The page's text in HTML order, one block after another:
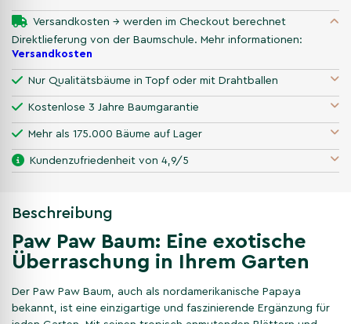
Versandkosten → werden im Checkout berechnet
Direktlieferung von der Baumschule. Mehr informationen:
Versandkosten
Nur Qualitätsbäume in Topf oder mit Drahtballen
Kostenlose 3 Jahre Baumgarantie
Mehr als 175.000 Bäume auf Lager
Kundenzufriedenheit von 4,9/5
Beschreibung
Paw Paw Baum: Eine exotische
Überraschung in Ihrem Garten
Der Paw Paw Baum, auch als nordamerikanische Papaya
bekannt, ist eine einzigartige und faszinierende Ergänzung für